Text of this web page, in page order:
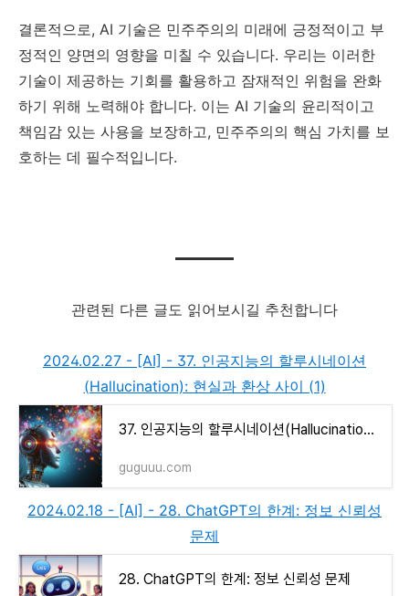
결론적으로, AI 기술은 민주주의의 미래에 긍정적이고 부
정적인 양면의 영향을 미칠 수 있습니다. 우리는 이러한
기술이 제공하는 기회를 활용하고 잠재적인 위험을 완화
하기 위해 노력해야 합니다. 이는 AI 기술의 윤리적이고
책임감 있는 사용을 보장하고, 민주주의의 핵심 가치를 보
호하는 데 필수적입니다.
관련된 다른 글도 읽어보시길 추천합니다
2024.02.27 - [AI] - 37. 인공지능의 할루시네이션
(Hallucination): 현실과 환상 사이 (1)
37. 인공지능의 할루시네이션(Hallucination): 현실과 환상 사이 (1)
guguuu.com
2024.02.18 - [AI] - 28. ChatGPT의 한계: 정보 신뢰성
문제
28. ChatGPT의 한계: 정보 신뢰성 문제